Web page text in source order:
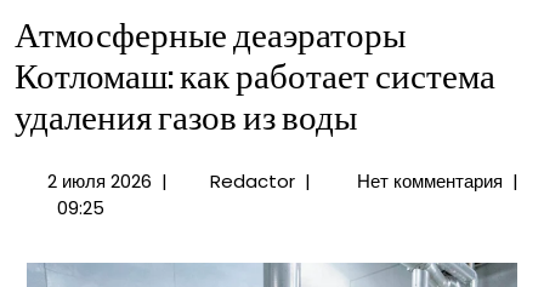
Атмосферные деаэраторы
Котломаш: как работает система
удаления газов из воды
2 июля 20262 | RedactorАтмосферные
как
| Нет комментария |
09:25